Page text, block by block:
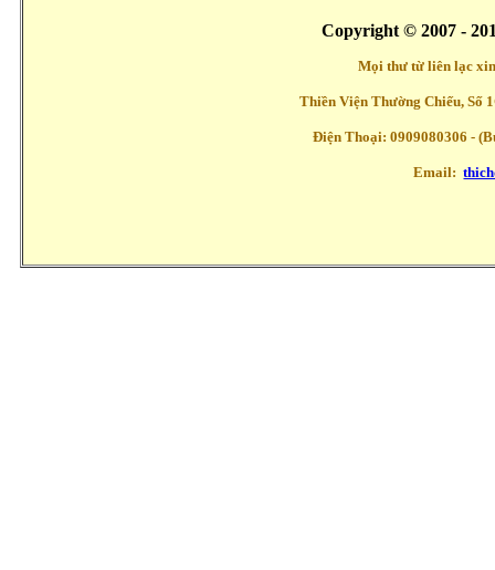
Copyright © 2007 -
Mọi thư từ liên lạc
Thiền Viện Thường Chiếu, Số
Điện Thoại: 0909080306 -
Email: